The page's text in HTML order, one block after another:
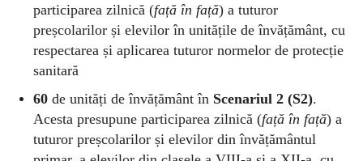
participarea zilnică (față în față) a tuturor
preșcolarilor și elevilor în unitățile de învățământ, cu
respectarea și aplicarea tuturor normelor de protecție
sanitară
60 de unități de învățământ în Scenariul 2 (S2).
Acesta presupune participarea zilnică (față în față) a
tuturor preșcolarilor și elevilor din învățământul